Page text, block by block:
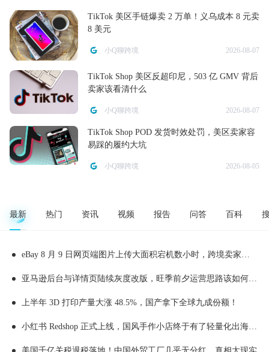
TikTok 美区手链爆卖 2 万单！义乌成本 8 元卖
8 美元
小Q聊跨境 2026-08-07
TikTok Shop 美区反超印尼，503 亿 GMV 背后
卖家该看清什么
小Q聊跨境 2026-08-07
TikTok Shop POD 发货时效处罚，美区卖家容
易踩的履约大坑
小Q聊跨境 2026-08-05
最新 热门 资讯 视频 报告 问答 百科
eBay 8 月 9 日网页端图片上传大面积宕机数小时，跨境卖家上新受阻附实操应急处理办法
亚马逊后台与详情页陆续灰度改版，旺季前夕运营思路该如何顺势调整
上半年 3D 打印产量大涨 48.5%，国产拿下全球九成份额！
小红书 Redshop 正式上线，国风手作小店终于有了轻量化出海新渠道